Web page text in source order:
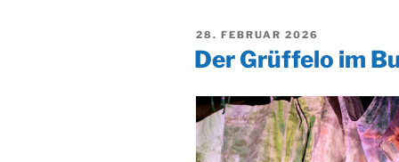
von
Monsieur
VERÖFFENTLICHT
AM
28. FEBRUAR 2026
Der Grüffelo im